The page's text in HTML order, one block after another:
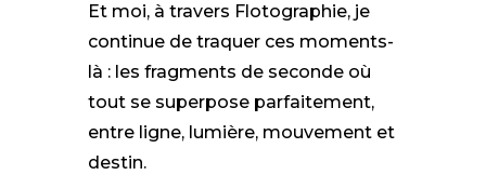
Et moi, à travers Flotographie, je
continue de traquer ces moments-
là : les fragments de seconde où
tout se superpose parfaitement,
entre ligne, lumière, mouvement et
destin.